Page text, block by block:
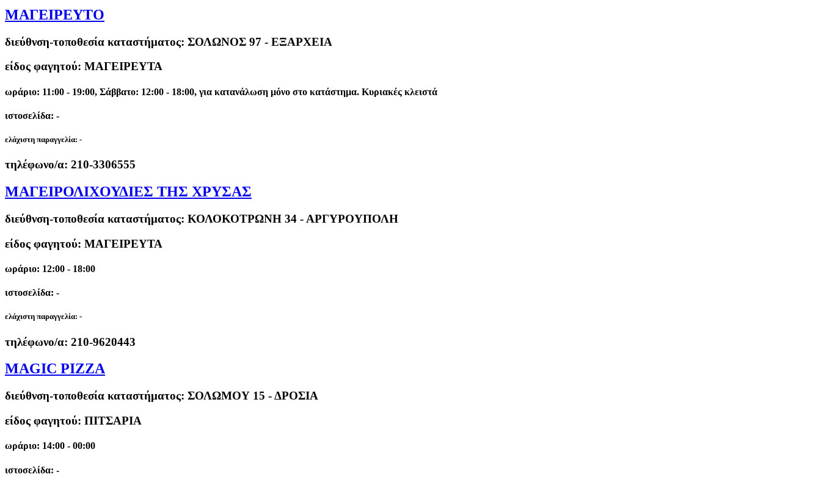
ΜΑΓΕΙΡΕΥΤΟ
διεύθνση-τοποθεσία καταστήματος: ΣΟΛΩΝΟΣ 97 - ΕΞΑΡΧΕΙΑ
είδος φαγητού: ΜΑΓΕΙΡΕΥΤΑ
ωράριο: 11:00 - 19:00, Σάββατο: 12:00 - 18:00, για κατανάλωση μόνο στο κατάστημα. Κυριακές κλειστά
ιστοσελίδα: -
ελάχιστη παραγγελία: -
τηλέφωνο/α: 210-3306555
ΜΑΓΕΙΡΟΛΙΧΟΥΔΙΕΣ ΤΗΣ ΧΡΥΣΑΣ
διεύθνση-τοποθεσία καταστήματος: ΚΟΛΟΚΟΤΡΩΝΗ 34 - ΑΡΓΥΡΟΥΠΟΛΗ
είδος φαγητού: ΜΑΓΕΙΡΕΥΤΑ
ωράριο: 12:00 - 18:00
ιστοσελίδα: -
ελάχιστη παραγγελία: -
τηλέφωνο/α: 210-9620443
MAGIC PIZZA
διεύθνση-τοποθεσία καταστήματος: ΣΟΛΩΜΟΥ 15 - ΔΡΟΣΙΑ
είδος φαγητού: ΠΙΤΣΑΡΙΑ
ωράριο: 14:00 - 00:00
ιστοσελίδα: -